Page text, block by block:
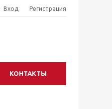
Вход Регистрация
КОНТАКТЫ